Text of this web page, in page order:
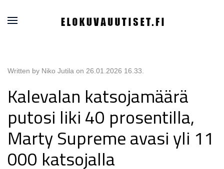
Written by Niko Jutila on 26.01.2026 16.33
Kalevalan katsojamäärä
putosi liki 40 prosentilla,
Marty Supreme avasi yli 11
000 katsojalla